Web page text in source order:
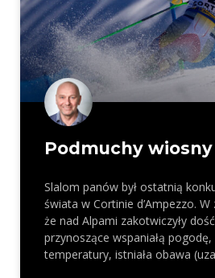
Podmuchy wiosny
Slalom panów był ostatnią
świata w Cortinie d’Ampezzo. W
że nad Alpami zakotwiczyły
przynoszące wspaniałą
temperatury, istniała obawa